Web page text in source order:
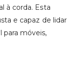
à corda. Esta
e capaz de lidar
para móveis,